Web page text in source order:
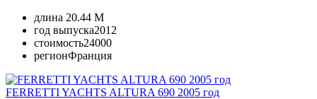
длина 20.44 M
год выпуска2012
стоимость24000
регионФранция
FERRETTI YACHTS ALTURA 690 2005 год